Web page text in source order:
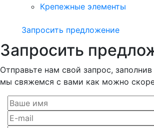
Крепежные элементы
Запросить предложение
Запросить
Отправьте нам свой запрос,
мы свяжемся с вами как можно